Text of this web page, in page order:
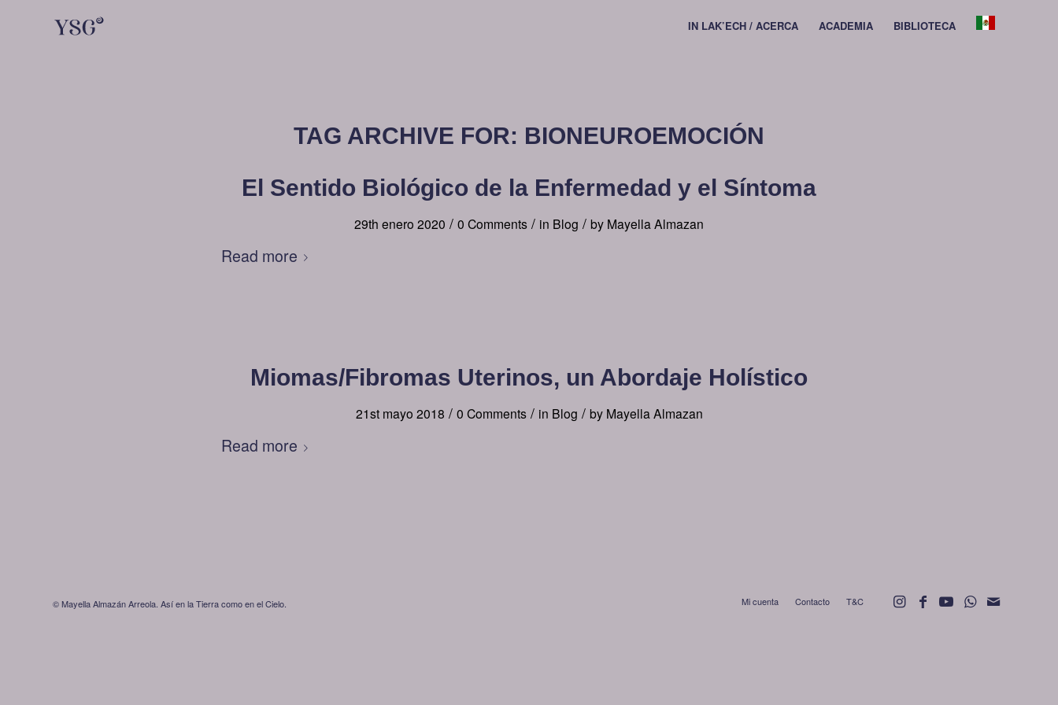
IN LAK’ECH / ACERCA ACADEMIA BIBLIOTECA
TAG ARCHIVE FOR: BIONEUROEMOCIÓN
El Sentido Biológico de la Enfermedad y el Síntoma
29th enero 2020 / 0 Comments / in Blog / by Mayella Almazan
Read more
Miomas/Fibromas Uterinos, un Abordaje Holístico
21st mayo 2018 / 0 Comments / in Blog / by Mayella Almazan
Read more
© Mayella Almazán Arreola. Así en la Tierra como en el Cielo. Mi cuenta Contacto T&C